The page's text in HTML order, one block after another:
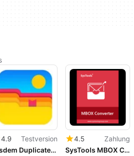
4.9
Testversion
Cisdem Duplicate Finder
4.5
Zahlung
SysTools MBOX Converter Tool